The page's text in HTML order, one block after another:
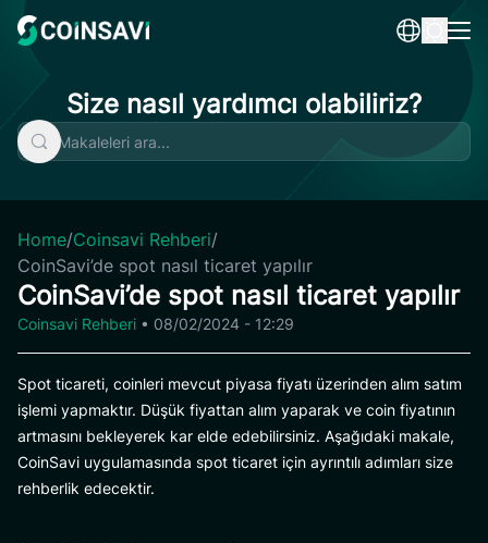
content
Size nasıl yardımcı olabiliriz?
Home/Coinsavi Rehberi/
CoinSavi’de spot nasıl ticaret yapılır
CoinSavi’de spot nasıl ticaret yapılır
Coinsavi Rehberi • 08/02/2024 - 12:29
Spot ticareti, coinleri mevcut piyasa fiyatı üzerinden alım satım
işlemi yapmaktır. Düşük fiyattan alım yaparak ve coin fiyatının
artmasını bekleyerek kar elde edebilirsiniz. Aşağıdaki makale,
CoinSavi uygulamasında spot ticaret için ayrıntılı adımları size
rehberlik edecektir.